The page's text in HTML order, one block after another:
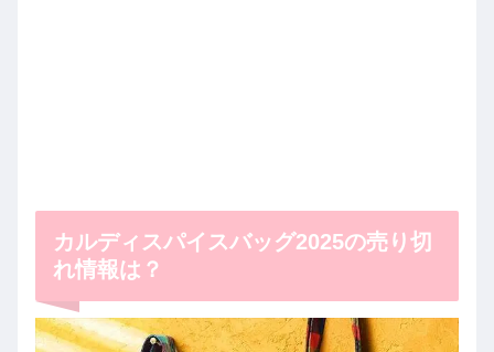
カルディスパイスバッグ2025の売り切
れ情報は？